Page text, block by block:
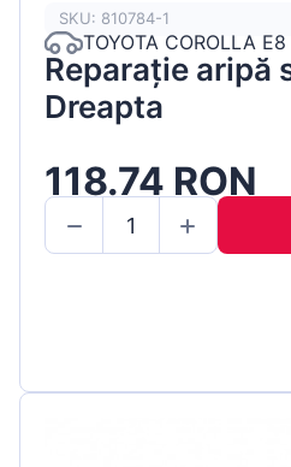
SKU: 810784-1
TOYOTA COROLLA
Reparație aripă
Dreapta
118.74 RON